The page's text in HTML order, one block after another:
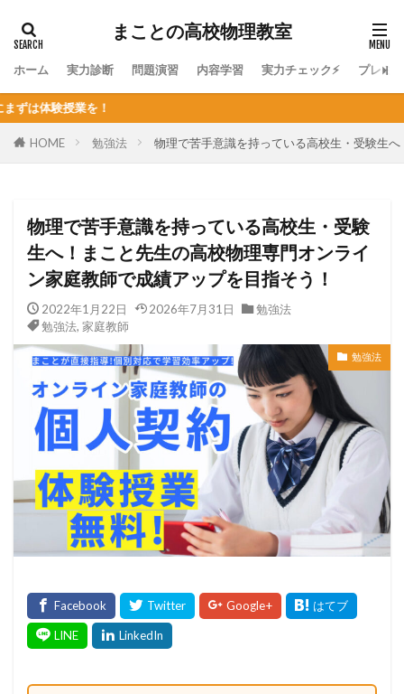
まことの高校物理教室
ホーム 実力診断 問題演習 内容学習 実力チェック⚡ プレミ
HOME 勉強法 物理で苦手意識を持っている高校生・受験生
物理で苦手意識を持っている高校生・受験
生へ！まこと先生の高校物理専門オンライ
ン家庭教師で成績アップを目指そう！
2022年1月22日 2026年7月31日
勉強法
勉強法, 家庭教師
勉強法